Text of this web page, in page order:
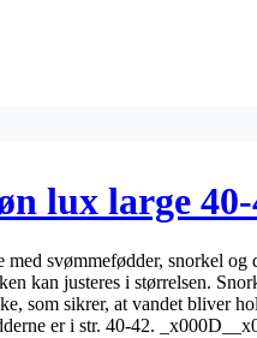
lux large 40-
svømmefødder, snorkel og
kan justeres i størrelsen.
som sikrer, at vandet bliver
er i str. 40-42.